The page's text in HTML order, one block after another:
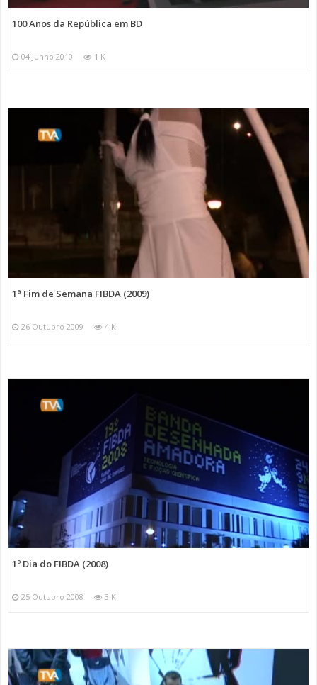
100 Anos da República em BD
04 Junho 2010 1 K
1ª Fim de Semana FIBDA (2009)
26 Outubro 2009 4 K
1º Dia do FIBDA (2008)
25 Outubro 2008 3 K